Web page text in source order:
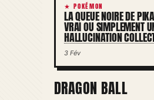
★ POKÉMON
LA QUEUE NOIRE DE
VRAI OU SIMPLEMENT
HALLUCINATION
3 Fév
DRAGON BALL